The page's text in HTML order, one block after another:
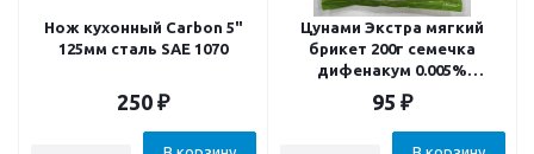
Нож кухонный Carbon 5"
125мм сталь SAE 1070
250 ₽
Цунами Экстра мягкий
брикет 200г семечка
дифенакум 0.005%
приманка родентицид
95 ₽